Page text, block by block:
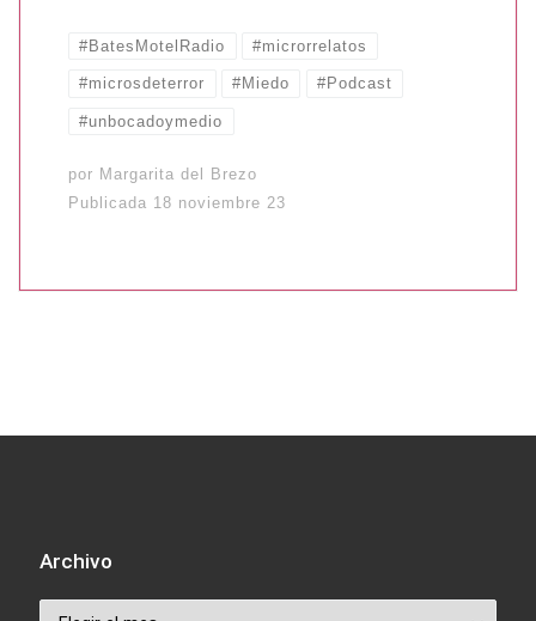
#BatesMotelRadio #microrrelatos
#microsdeterror #Miedo #Podcast
#unbocadoymedio
por Margarita del Brezo
Publicada 18 noviembre 23
Archivo
Archivo